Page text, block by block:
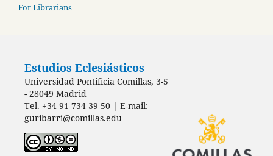
For Librarians
Estudios Eclesiásticos
Universidad Pontificia Comillas, 3-5
- 28049 Madrid
Tel. +34 91 734 39 50 | E-mail:
guribarri@comillas.edu